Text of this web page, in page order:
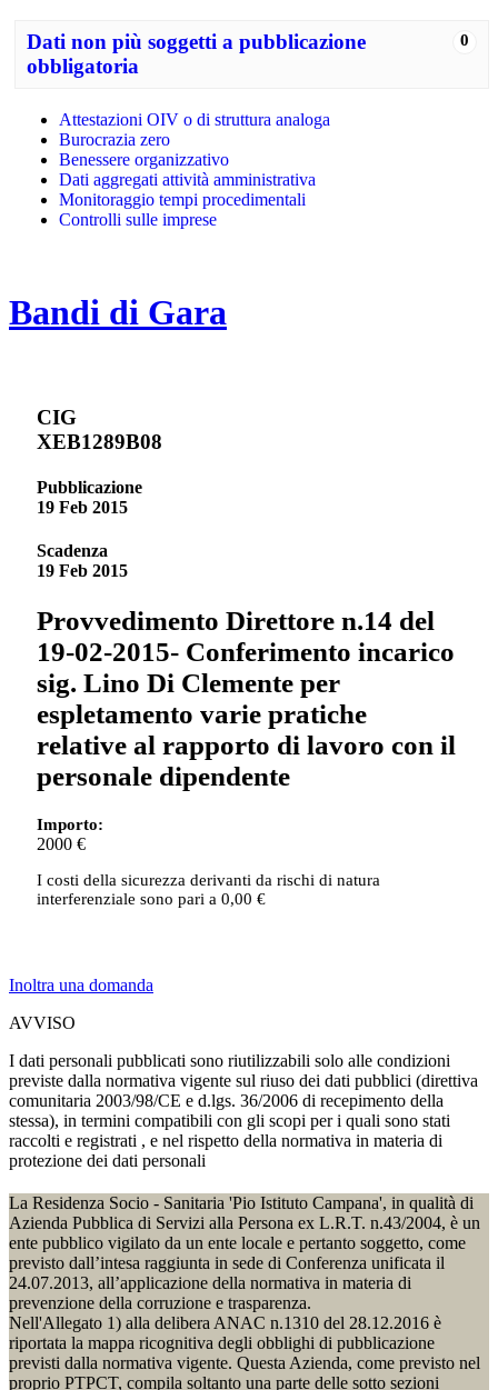
0
Dati non più soggetti a pubblicazione
obbligatoria
Attestazioni OIV o di struttura analoga
Burocrazia zero
Benessere organizzativo
Dati aggregati attività amministrativa
Monitoraggio tempi procedimentali
Controlli sulle imprese
Bandi di Gara
CIG
XEB1289B08
Pubblicazione
19 Feb 2015
Scadenza
19 Feb 2015
Provvedimento Direttore n.14 del
19-02-2015- Conferimento incarico
sig. Lino Di Clemente per
espletamento varie pratiche
relative al rapporto di lavoro con il
personale dipendente
Importo:
2000 €
I costi della sicurezza derivanti da rischi di natura
interferenziale sono pari a 0,00 €
Inoltra una domanda
AVVISO
I dati personali pubblicati sono riutilizzabili solo alle condizioni
previste dalla normativa vigente sul riuso dei dati pubblici (direttiva
comunitaria 2003/98/CE e d.lgs. 36/2006 di recepimento della
stessa), in termini compatibili con gli scopi per i quali sono stati
raccolti e registrati , e nel rispetto della normativa in materia di
protezione dei dati personali
La Residenza Socio - Sanitaria 'Pio Istituto Campana', in qualità di
Azienda Pubblica di Servizi alla Persona ex L.R.T. n.43/2004, è un
ente pubblico vigilato da un ente locale e pertanto soggetto, come
previsto dall’intesa raggiunta in sede di Conferenza unificata il
24.07.2013, all’applicazione della normativa in materia di
prevenzione della corruzione e trasparenza.
Nell'Allegato 1) alla delibera ANAC n.1310 del 28.12.2016 è
riportata la mappa ricognitiva degli obblighi di pubblicazione
previsti dalla normativa vigente. Questa Azienda, come previsto nel
proprio PTPCT, compila soltanto una parte delle sotto sezioni